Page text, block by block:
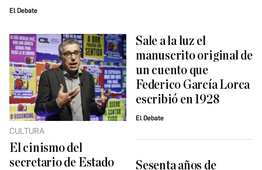
El Debate
CULTURA
El cinismo del
secretario de Estado
Sale a la luz el
manuscrito original de
un cuento que
Federico García Lorca
escribió en 1928
El Debate
Sesenta años de